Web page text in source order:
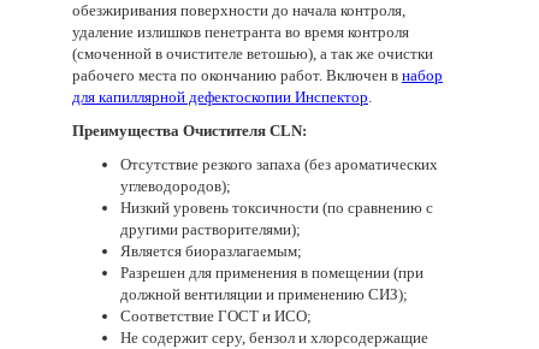
обезжиривания поверхности до начала контроля,
удаление излишков пенетранта во время контроля
(смоченной в очистителе ветошью), а так же очистки
рабочего места по окончанию работ. Включен в набор
для капиллярной дефектоскопии Инспектор.
Преимущества Очистителя CLN:
Отсутствие резкого запаха (без ароматических
углеводородов);
Низкий уровень токсичности (по сравнению с
другими растворителями);
Является биоразлагаемым;
Разрешен для применения в помещении (при
должной вентиляции и применению СИЗ);
Соответствие ГОСТ и ИСО;
Не содержит серу, бензол и хлорсодержащие